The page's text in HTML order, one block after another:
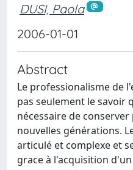
DUSI, Paola
2006-01-01
Abstract
Le professionalisme de
pas seulement le savoir
nécessaire de
nouvelles générations.
articulé et complexe et
grace à l'acquisition